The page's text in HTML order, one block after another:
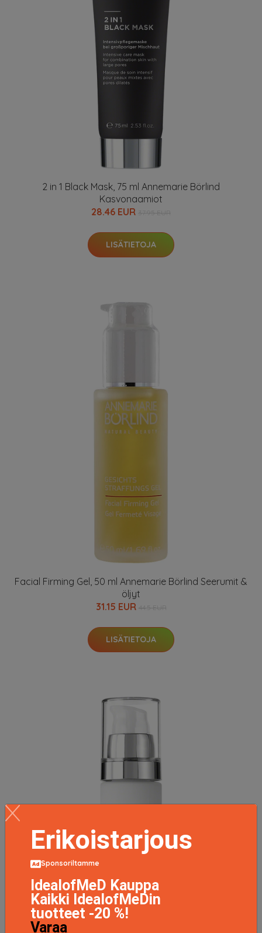
2 in 1 Black Mask, 75 ml Annemarie Börlind
Kasvonaamiot
28.46 EUR
LISÄTIETOJA
Facial Firming Gel, 50 ml Annemarie Börlind Seerumit &
öljyt
31.15 EUR
LISÄTIETOJA
Erikoistarjous
Sponsoriltamme
IdealofMeD Kauppa
Kaikki IdealofMeDin
tuotteet -20 %!
Varaa